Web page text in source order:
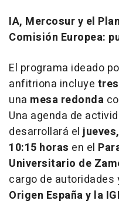
IA, Mercosur y el
Comisión Europea:
El programa ideado
anfitriona incluye
una mesa redonda
Una agenda de
desarrollará el
10:15 horas en el
Universitario de
cargo de autoridades
Origen Españay la